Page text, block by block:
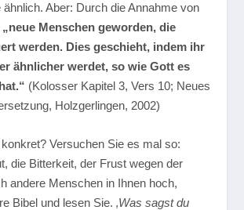
ähnlich. Aber: Durch die Annahme von
„neue Menschen geworden, die
werden. Dies geschieht, indem ihr
ähnlicher werdet, so wie Gott es
(Kolosser Kapitel 3, Vers 10; Neues
Holzgerlingen, 2002)
Versuchen Sie es mal so:
die Bitterkeit, der Frust wegen der
andere Menschen in Ihnen hoch,
Bibel und lesen Sie.‚Was sagst du